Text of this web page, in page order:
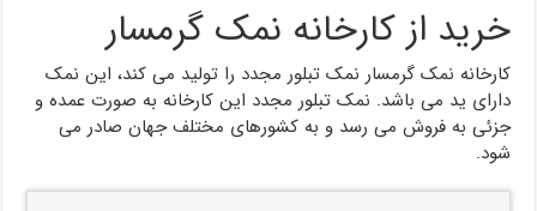
خرید از کارخانه نمک گرمسار
کارخانه نمک گرمسار نمک تبلور مجدد را تولید می کند، این نمک
دارای ید می باشد. نمک تبلور مجدد این کارخانه به صورت عمده و
جزئی به فروش می رسد و به کشورهای مختلف جهان صادر می
شود.